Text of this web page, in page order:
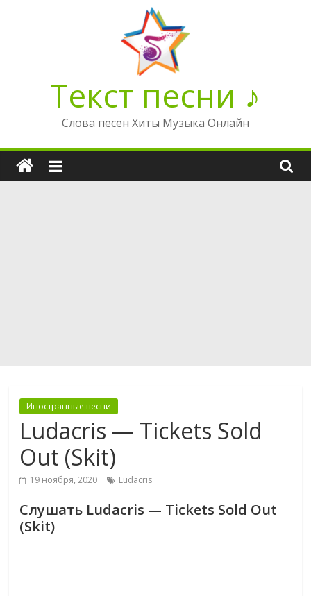
Текст песни ♪
Слова песен Хиты Музыка Онлайн
Иностранные песни
Ludacris — Tickets Sold
Out (Skit)
19 ноября, 2020 Ludacris
Слушать Ludacris — Tickets Sold Out
(Skit)